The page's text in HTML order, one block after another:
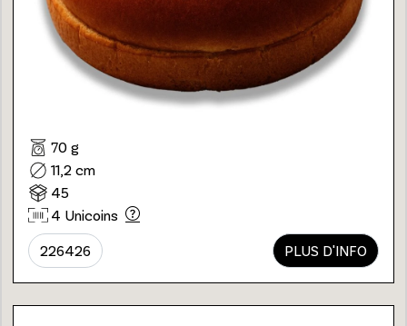
70 g
11,2 cm
45
4 Unicoins
226426 PLUS D'INFO